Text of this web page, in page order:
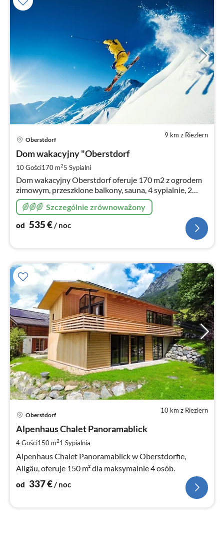
9 km z Riezlern
Oberstdorf
Dom wakacyjny "Oberstdorf
10 Gości170 m25 Sypialni
Dom wakacyjny Oberstdorf oferuje 170 m2 z ogrodem
zimowym, przeszklone balkony, sauna, 4 sypialnie, 2
łazienki, 1 WC , 1 prysznic (sauna), ponownie
dodatkowo, duża kuchnia, ogród, ga
Szczególnie zrównoważony
od 535€ / noc
10 km z Riezlern
Oberstdorf
Alpenhaus Chalet Panoramablick
4 Gości150 m21 Sypialnia
Alpenhaus Chalet Panoramablick w Oberstdorfie,
Allgäu, oferuje 150 m² dla maksymalnie 4 osób.
od 337€/ noc